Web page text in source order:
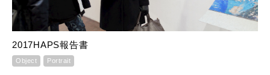
2017HAPS報告書
Object Portrait